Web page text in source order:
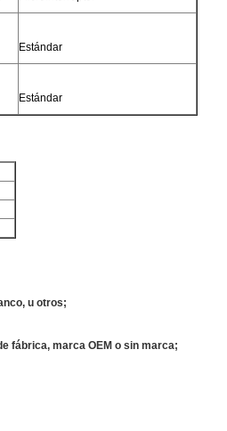
Estándar
Estándar
u otros;
fábrica, marca OEM o sin marca;